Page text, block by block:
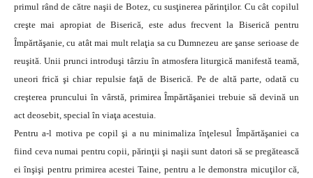
primul rând de către naşii de Botez, cu susţinerea părinţilor. Cu cât copilul
creşte mai apropiat de Biserică, este adus frecvent la Biserică pentru
Împărtăşanie, cu atât mai mult relaţia sa cu Dumnezeu are şanse serioase de
reuşită. Unii prunci introduşi târziu în atmosfera liturgică manifestă teamă,
uneori frică şi chiar repulsie faţă de Biserică. Pe de altă parte, odată cu
creşterea pruncului în vârstă, primirea Împărtăşaniei trebuie să devină un
act deosebit, special în viaţa acestuia.
Pentru a-l motiva pe copil şi a nu minimaliza înţelesul Împărtăşaniei ca
fiind ceva numai pentru copii, părinţii şi naşii sunt datori să se pregătească
ei înşişi pentru primirea acestei Taine, pentru a le demonstra micuţilor că,